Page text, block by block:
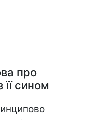
про
сином